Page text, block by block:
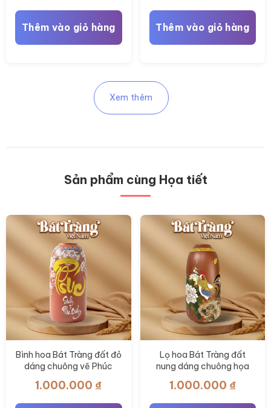
Thêm vào giỏ hàng Thêm vào giỏ hàng
Xem thêm
Sản phẩm cùng Họa tiết
Bình hoa Bát Tràng đất đỏ
dáng chuông vẽ Phúc
LH85
1.000.000 ₫
Lọ hoa Bát Tràng đất
nung dáng chuông họa
BT-LH84
1.000.000 ₫